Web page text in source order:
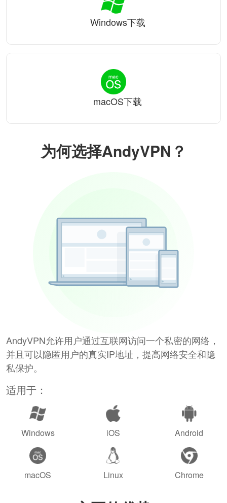
为何选择AndyVPN？
AndyVPN允许用户通过互联网访问一个私密的网络，
并且可以隐匿用户的真实IP地址，提高网络安全和隐
私保护。
适用于：
Windows iOS Android
macOS Linux Chrome
Windows下载
macOS下载